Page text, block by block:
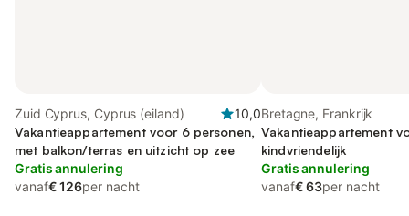
Zuid Cyprus, Cyprus (eiland)
10,0
Vakantieappartement voor 6 personen,
met balkon/terras en uitzicht op zee
Gratis annulering
vanaf€ 126per nacht
Bretagne, Frankrijk
Vakantieappartement
kindvriendelijk
Gratis annulering
vanaf€ 63per nacht